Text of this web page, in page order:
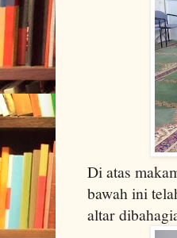
Di atas
bawah ini
altar